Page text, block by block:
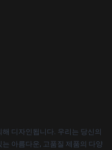
디자인됩니다. 우리는 당신의
아름다운, 고품질 제품의 다양